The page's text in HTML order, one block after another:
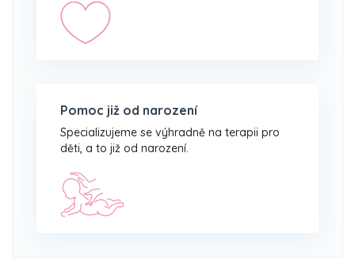
Pomoc již od narození
Specializujeme se výhradně na terapii pro
děti, a to již od narození.